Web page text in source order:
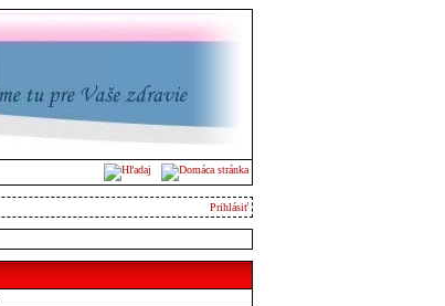
Prihlásiť